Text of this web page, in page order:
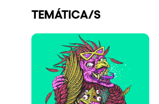
Espectáculos
Our Creative
Music
TEMÁTICA/S